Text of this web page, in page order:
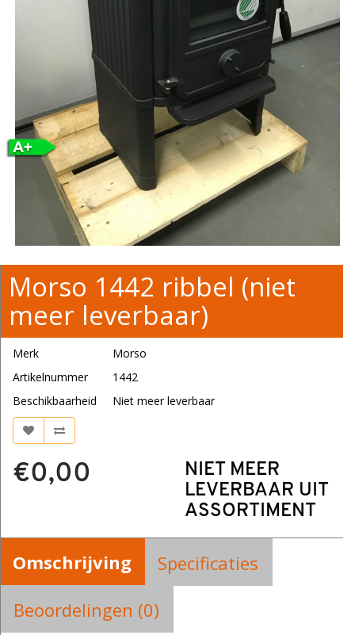
Morso 1442 ribbel (niet
meer leverbaar)
Merk
Morso
Artikelnummer
1442
Beschikbaarheid
Niet meer leverbaar
€0,00
NIET MEER
LEVERBAAR UIT
ASSORTIMENT
Omschrijving
Specificaties
Beoordelingen (0)